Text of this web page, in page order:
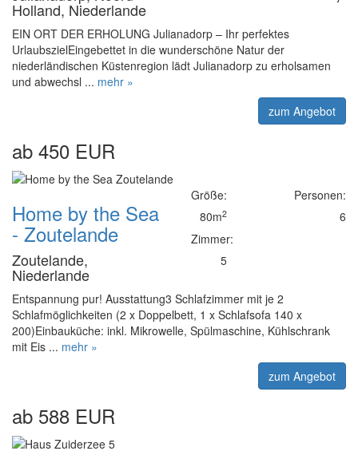
Holland, Niederlande
EIN ORT DER ERHOLUNG Julianadorp – Ihr perfektes
UrlaubszielEingebettet in die wunderschöne Natur der
niederländischen Küstenregion lädt Julianadorp zu erholsamen
und abwechsl ... mehr »
zum Angebot
ab 450 EUR
Home by the Sea
- Zoutelande
Zoutelande,
Niederlande
Größe:
80m2
Zimmer:
5
Personen:
6
Entspannung pur! Ausstattung3 Schlafzimmer mit je 2
Schlafmöglichkeiten (2 x Doppelbett, 1 x Schlafsofa 140 x
200)Einbauküche: inkl. Mikrowelle, Spülmaschine, Kühlschrank
mit Eis ... mehr »
zum Angebot
ab 588 EUR